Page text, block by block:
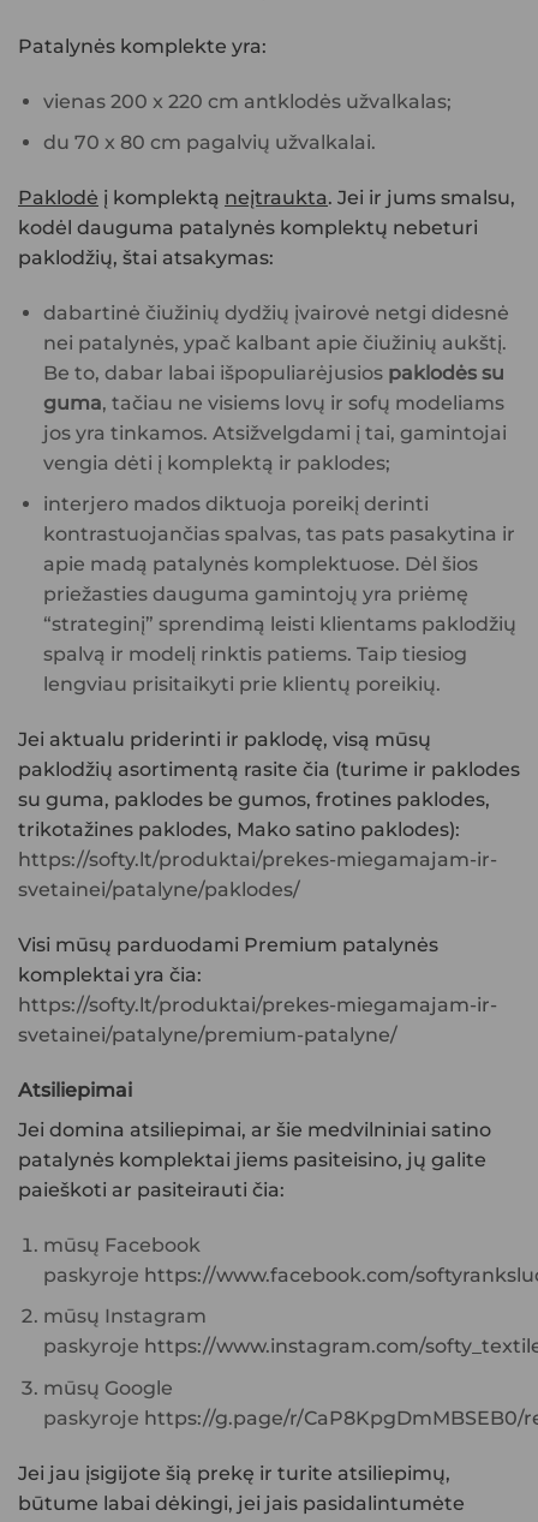
Patalynės komplekte yra:
vienas 200 x 220 cm antklodės užvalkalas;
du 70 x 80 cm pagalvių užvalkalai.
Paklodė į komplektą neįtraukta. Jei ir jums smalsu,
kodėl dauguma patalynės komplektų nebeturi
paklodžių, štai atsakymas:
dabartinė čiužinių dydžių įvairovė netgi didesnė
nei patalynės, ypač kalbant apie čiužinių aukštį.
Be to, dabar labai išpopuliarėjusios paklodės su
guma, tačiau ne visiems lovų ir sofų modeliams
jos yra tinkamos. Atsižvelgdami į tai, gamintojai
vengia dėti į komplektą ir paklodes;
interjero mados diktuoja poreikį derinti
kontrastuojančias spalvas, tas pats pasakytina ir
apie madą patalynės komplektuose. Dėl šios
priežasties dauguma gamintojų yra priėmę
“strateginį” sprendimą leisti klientams paklodžių
spalvą ir modelį rinktis patiems. Taip tiesiog
lengviau prisitaikyti prie klientų poreikių.
Jei aktualu priderinti ir paklodę, visą mūsų
paklodžių asortimentą rasite čia (turime ir paklodes
su guma, paklodes be gumos, frotines paklodes,
trikotažines paklodes, Mako satino paklodes):
https://softy.lt/produktai/prekes-miegamajam-ir-
svetainei/patalyne/paklodes/
Visi mūsų parduodami Premium patalynės
komplektai yra čia:
https://softy.lt/produktai/prekes-miegamajam-ir-
svetainei/patalyne/premium-patalyne/
Atsiliepimai
Jei domina atsiliepimai, ar šie medvilniniai satino
patalynės komplektai jiems pasiteisino, jų galite
paieškoti ar pasiteirauti čia:
mūsų Facebook
paskyroje https://www.facebook.com/
mūsų Instagram
paskyroje https://www.instagram.com/
mūsų Google
paskyroje https://g.page/r/CaP8KpgDmMBSEB0/
Jei jau įsigijote šią prekę ir turite atsiliepimų,
būtume labai dėkingi, jei jais pasidalintumėte